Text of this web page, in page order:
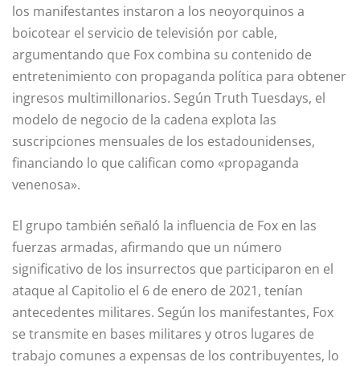
los manifestantes instaron a los neoyorquinos a
boicotear el servicio de televisión por cable,
argumentando que Fox combina su contenido de
entretenimiento con propaganda política para obtener
ingresos multimillonarios. Según Truth Tuesdays, el
modelo de negocio de la cadena explota las
suscripciones mensuales de los estadounidenses,
financiando lo que califican como «propaganda
venenosa».
El grupo también señaló la influencia de Fox en las
fuerzas armadas, afirmando que un número
significativo de los insurrectos que participaron en el
ataque al Capitolio el 6 de enero de 2021, tenían
antecedentes militares. Según los manifestantes, Fox
se transmite en bases militares y otros lugares de
trabajo comunes a expensas de los contribuyentes, lo